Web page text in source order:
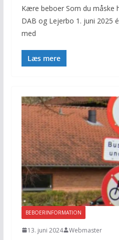
Kære beboer Som du måske
DAB og Lejerbo 1. juni 2025
med
Læs mere
BEBOERINFORMATION
13. juni 2024 Webmaster